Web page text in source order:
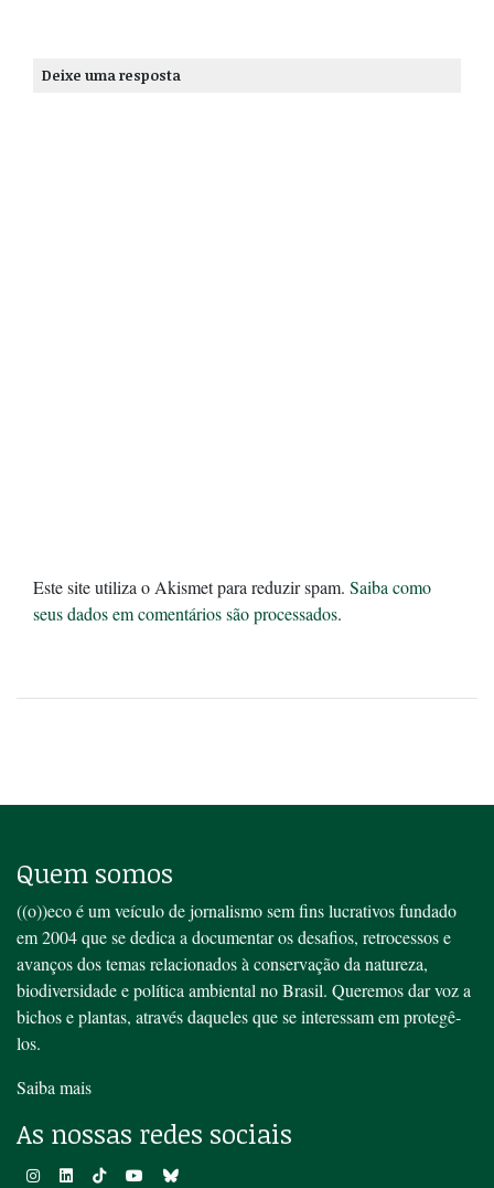
Deixe uma resposta
Este site utiliza o Akismet para reduzir spam. Saiba como
seus dados em comentários são processados.
Quem somos
((o))eco é um veículo de jornalismo sem fins lucrativos fundado
em 2004 que se dedica a documentar os desafios, retrocessos e
avanços dos temas relacionados à conservação da natureza,
biodiversidade e política ambiental no Brasil. Queremos dar voz a
bichos e plantas, através daqueles que se interessam em protegê-
los.
Saiba mais
As nossas redes sociais